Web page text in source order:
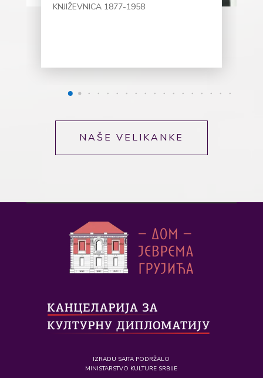
KNJIŽEVNICA 1877-1958
NAŠE VELIKANKE
IZRADU SAJTA PODRŽALO
MINISTARSTVO KULTURE SRBIJE